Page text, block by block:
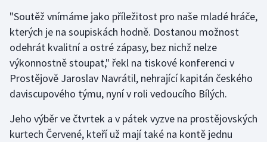
Futsal
Golf
Gymnastika
Házená
Jezdectví
"Soutěž vnímáme jako příležitost pro naše mladé hráče,
kterých je na soupiskách hodně. Dostanou možnost
odehrát kvalitní a ostré zápasy, bez nichž nelze
výkonnostně stoupat," řekl na tiskové konferenci v
Prostějově Jaroslav Navrátil, nehrající kapitán českého
daviscupového týmu, nyní v roli vedoucího Bílých.
Jeho výběr ve čtvrtek a v pátek vyzve na prostějovských
kurtech Červené, kteří už mají také na kontě jednu